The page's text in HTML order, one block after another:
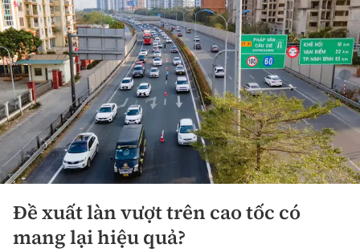
Đề xuất làn vượt trên cao tốc có
mang lại hiệu quả?